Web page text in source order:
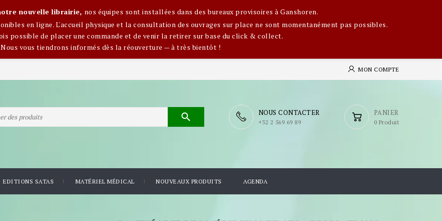
nouvelle librairie, nos équipes sont installées dans des bureaux provisoires à Ganshoren.
en ligne. L'accueil physique et la consultation des ouvrages sur place ne sont momentanément pas possibles.
possible de placer une commande et de venir la retirer sur base du click & collect.
Nous vous tiendrons informés dès la réouverture — à très bientôt !
MON COMPTE
PANIER
0 Produit
NOUS CONTACTER
​+32 2 569 69 89

EDITIONS SATAS MATÉRIEL MÉDICAL NOUVEAUX PRODUITS AGENDA